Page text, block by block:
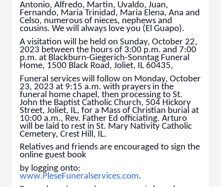
Antonio, Alfredo, Martin, Uvaldo, Juan,
Fernando, Maria Trinidad, Maria Elena, Ana and
Celso, numerous of nieces, nephews and
cousins. We will always love you (El Guapo).
A visitation will be held on Sunday, October 22,
2023 between the hours of 3:00 p.m. and 7:00
p.m. at Blackburn-Giegerich-Sonntag Funeral
Home, 1500 Black Road, Joliet, IL 60435,
Funeral services will follow on Monday, October
23, 2023 at 9:15 a.m. with prayers in the
funeral home chapel, then processing to St.
John the Baptist Catholic Church, 504 Hickory
Street, Joliet, IL, for a Mass of Christian burial at
10:00 a.m., Rev. Father Ed officiating. Arturo
will be laid to rest in St. Mary Nativity Catholic
Cemetery, Crest Hill, IL.
Relatives and friends are encouraged to sign the
online guest book
by logging onto:
www.PleseFuneralservices.com.